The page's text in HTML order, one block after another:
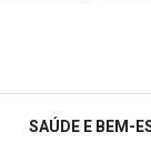
SAÚDE E BEM-